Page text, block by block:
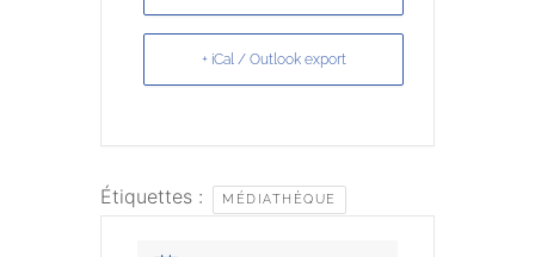
+ iCal / Outlook export
Étiquettes : MÉDIATHÈQUE